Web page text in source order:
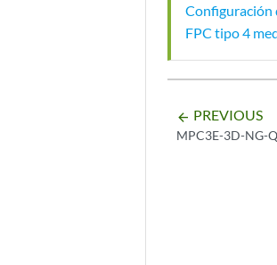
Configuración
FPC tipo 4
arrow_backward PREVIOUS
MPC3E-3D-NG-Q